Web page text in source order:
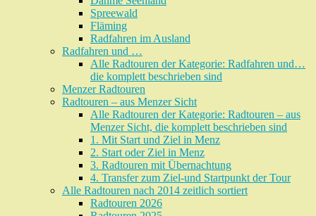
Spreewald
Fläming
Radfahren im Ausland
Radfahren und …
Alle Radtouren der Kategorie: Radfahren und…
die komplett beschrieben sind
Menzer Radtouren
Radtouren – aus Menzer Sicht
Alle Radtouren der Kategorie: Radtouren – aus
Menzer Sicht, die komplett beschrieben sind
1. Mit Start und Ziel in Menz
2. Start oder Ziel in Menz
3. Radtouren mit Übernachtung
4. Transfer zum Ziel-und Startpunkt der Tour
Alle Radtouren nach 2014 zeitlich sortiert
Radtouren 2026